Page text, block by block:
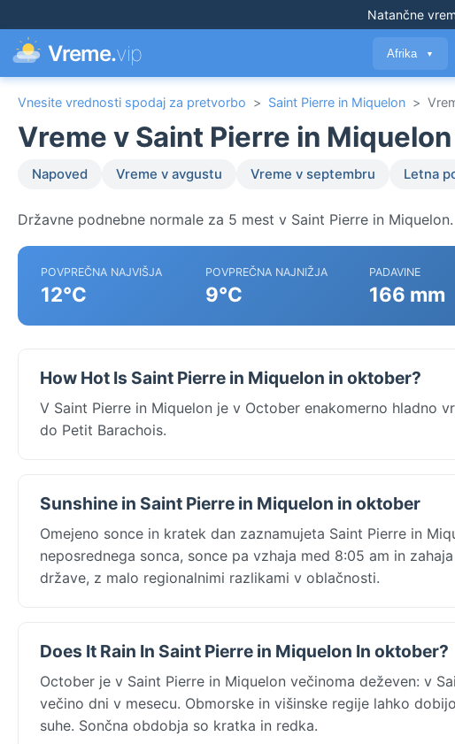
Natančne
Vreme.vip Afrika ▼
Vnesite vrednosti spodaj za pretvorbo > Saint Pierre in Miquelon >
Vreme v Saint Pierre in
Napoved Vreme v avgustu Vreme v septembru Letna
Državne podnebne normale za 5 mest v Saint Pierre in Miquelon.
POVPREČNA NAJVIŠJA
12°C
POVPREČNA NAJNIŽJA
9°C
PADAVINE
166 mm
How Hot Is Saint Pierre in Miquelon in oktober?
V Saint Pierre in Miquelon je v October enakomerno hladno
do Petit Barachois.
Sunshine in Saint Pierre in Miquelon in oktober
Omejeno sonce in kratek dan zaznamujeta Saint Pierre in
neposrednega sonca, sonce pa vzhaja med 8:05 am in
države, z malo regionalnimi razlikami v oblačnosti.
Does It Rain In Saint Pierre in Miquelon In oktober?
October je v Saint Pierre in Miquelon večinoma deževen: v
večino dni v mesecu. Obmorske in višinske regije lahko
suhe. Sončna obdobja so kratka in redka.